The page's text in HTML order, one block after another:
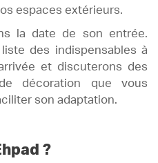
espaces extérieurs.
la date de son entrée.
des indispensables à
et discuterons des
décoration que vous
son adaptation.
?